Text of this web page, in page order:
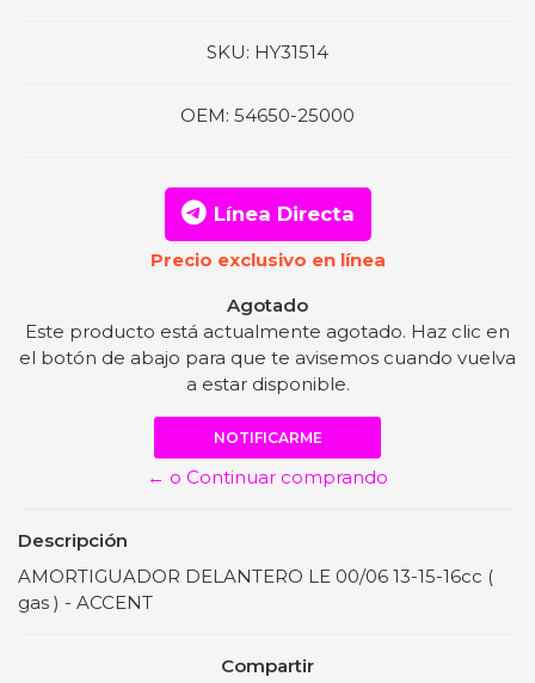
SKU: HY31514
OEM: 54650-25000
Línea Directa
Precio exclusivo en línea
Agotado
Este producto está actualmente agotado. Haz clic en
el botón de abajo para que te avisemos cuando vuelva
a estar disponible.
NOTIFICARME
← o Continuar comprando
Descripción
AMORTIGUADOR DELANTERO LE 00/06 13-15-16cc (
gas ) - ACCENT
Compartir